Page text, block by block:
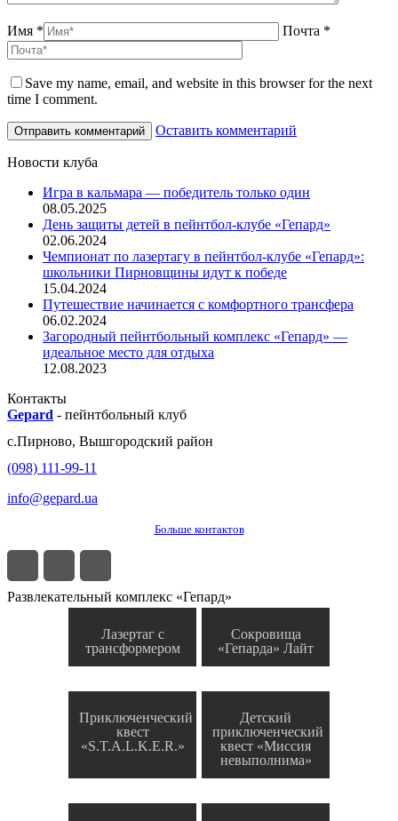
Имя * Почта *
Save my name, email, and website in this browser for the next
time I comment.
Оставить комментарий
Новости клуба
Игра в кальмара — победитель только один
08.05.2025
День защиты детей в пейнтбол-клубе «Гепард»
02.06.2024
Чемпионат по лазертагу в пейнтбол-клубе «Гепард»:
школьники Пирновщины идут к победе
15.04.2024
Путешествие начинается с комфортного трансфера
06.02.2024
Загородный пейнтбольный комплекс «Гепард» —
идеальное место для отдыха
12.08.2023
Контакты
Gepard - пейнтбольный клуб
с.Пирново, Вышгородский район
(098) 111-99-11
info@gepard.ua
Больше контактов
Развлекательный комплекс «Гепард»
Лазертаг с
трансформером
Сокровища
«Гепарда» Лайт
Приключенческий
квест
«S.T.A.L.K.E.R.»
Детский
приключенческий
квест «Миссия
невыполнима»